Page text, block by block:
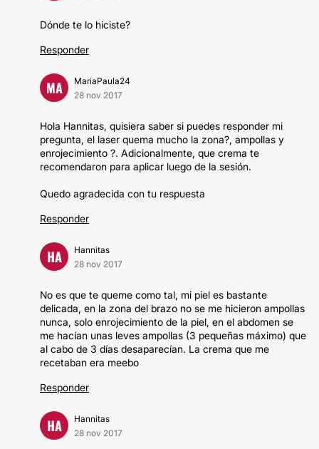
Dónde te lo hiciste?
Responder
MA
MariaPaula24
28 nov 2017
Hola Hannitas, quisiera saber si puedes responder mi
pregunta, el laser quema mucho la zona?, ampollas y
enrojecimiento ?. Adicionalmente, que crema te
recomendaron para aplicar luego de la sesión.
Quedo agradecida con tu respuesta
Responder
HA
Hannitas
28 nov 2017
No es que te queme como tal, mi piel es bastante
delicada, en la zona del brazo no se me hicieron ampollas
nunca, solo enrojecimiento de la piel, en el abdomen se
me hacían unas leves ampollas (3 pequeñas máximo) que
al cabo de 3 días desaparecían. La crema que me
recetaban era meebo
Responder
HA
Hannitas
28 nov 2017